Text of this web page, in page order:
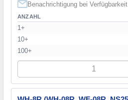
Benachrichtigung bei Verfügbarkeit
ANZAHL
1+
10+
100+